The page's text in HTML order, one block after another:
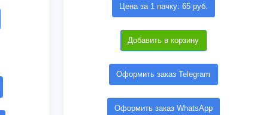
Цена за 1 пачку: 65 руб.
Добавить в корзину
Оформить заказ Telegram
Оформить заказ WhatsApp